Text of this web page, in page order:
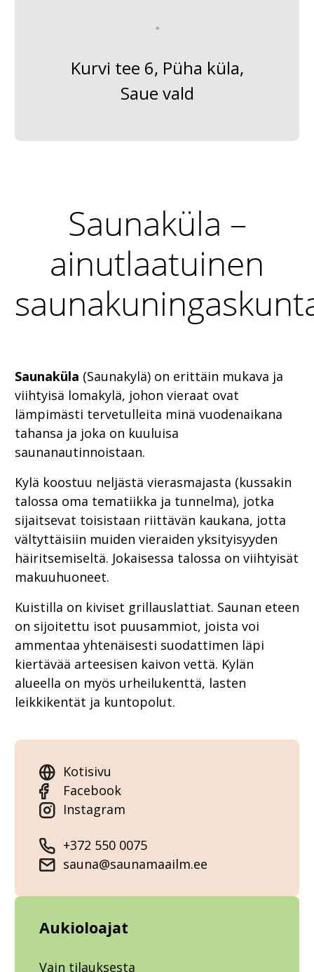
Kurvi tee 6, Püha küla,
Saue vald
Saunaküla –
ainutlaatuinen
Saunaküla (Saunakylä) on erittäin mukava ja
viihtyisä lomakylä, johon vieraat ovat
lämpimästi tervetulleita minä vuodenaikana
tahansa ja joka on kuuluisa
saunanautinnoistaan.
Kylä koostuu neljästä vierasmajasta (kussakin
talossa oma tematiikka ja tunnelma), jotka
sijaitsevat toisistaan riittävän kaukana, jotta
vältyttäisiin muiden vieraiden yksityisyyden
häiritsemiseltä. Jokaisessa talossa on viihtyisät
makuuhuoneet.
Kuistilla on kiviset grillauslattiat. Saunan eteen
on sijoitettu isot puusammiot, joista voi
ammentaa yhtenäisesti suodattimen läpi
kiertävää arteesisen kaivon vettä. Kylän
alueella on myös urheilukenttä, lasten
leikkikentät ja kuntopolut.
Kotisivu
Facebook
Instagram
+372 550 0075
sauna@saunamaailm.ee
Aukioloajat
Vain tilauksesta